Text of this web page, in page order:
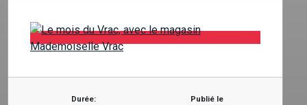
Durée:
Publié le